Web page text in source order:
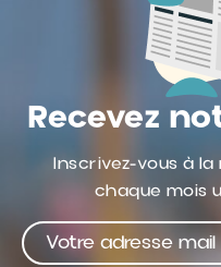
Recevez
Inscrivez-vous à
chaque mois